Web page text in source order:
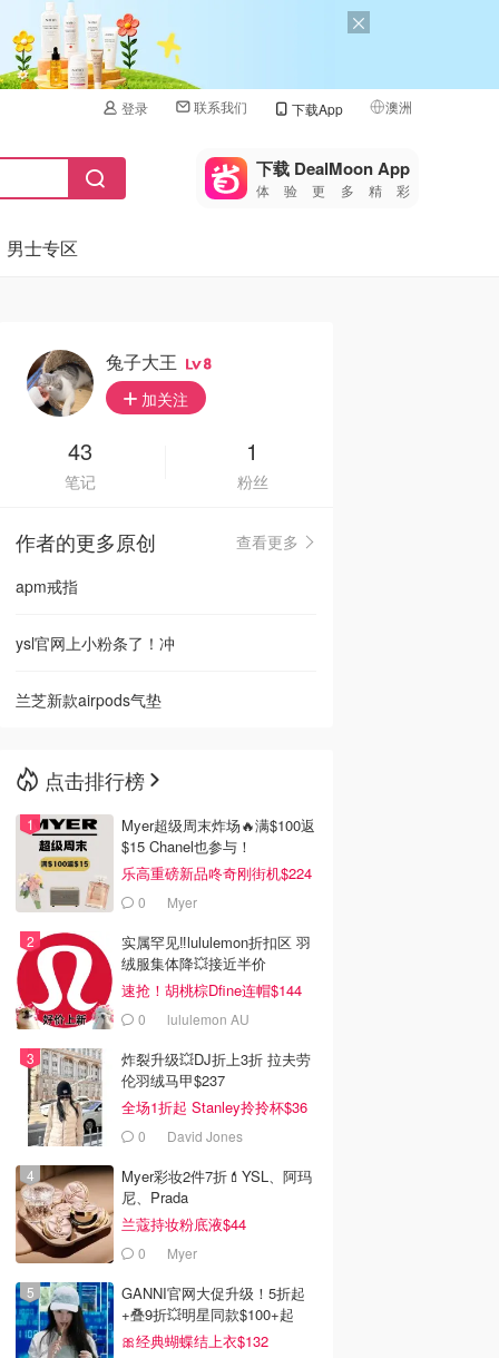
登录 联系我们 下载App 澳洲
🇺🇸
🇨🇳 中国
🇦🇺
🇳🇿新西兰
下载 DealMoon App
体验更多精彩
男士专区
兔子大王 8
加关注
43
笔记
1
粉丝
作者的更多原创
查看更多
apm戒指
ysl官网上小粉条了！冲
兰芝新款airpods气垫
点击排行榜
Myer超级周末炸场🔥满$100返
$15 Chanel也参与！
乐高重磅新品咚奇刚街机$224
0 Myer
实属罕见‼️lululemon折扣区 羽
绒服集体降💥接近半价
速抢！胡桃棕Dfine连帽$144
0 lululemon AU
炸裂升级💥DJ折上3折 拉夫劳
伦羽绒马甲$237
全场1折起 Stanley拎拎杯$36
0 David Jones
Myer彩妆2件7折💄YSL、阿玛
尼、Prada
兰蔻持妆粉底液$44
0 Myer
GANNI官网大促升级！5折起
+叠9折💥明星同款$100+起
🎀经典蝴蝶结上衣$132